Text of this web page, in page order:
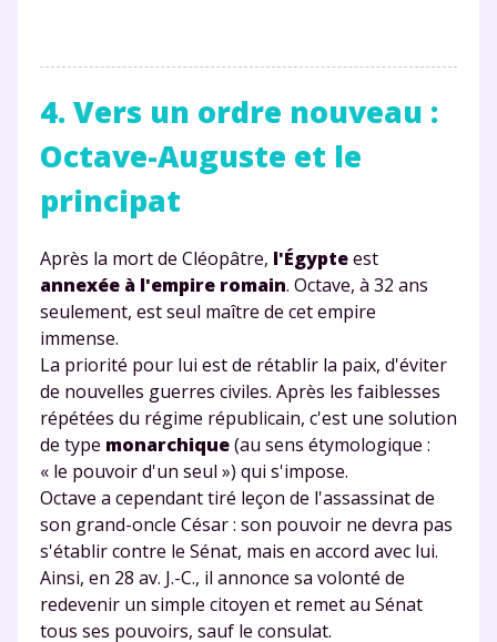
4. Vers un ordre nouveau :
Octave-Auguste et le
principat
Après la mort de Cléopâtre, l'Égypteest
annexée à l'empire romain. Octave, à 32 ans
seulement, est seul maître de cet empire
immense.
La priorité pour lui est de rétablir la paix, d'éviter
de nouvelles guerres civiles. Après les faiblesses
répétées du régime républicain, c'est une solution
de type monarchique(au sens étymologique :
« le pouvoir d'un seul ») qui s'impose.
Octave a cependant tiré leçon de l'assassinat de
son grand-oncle César : son pouvoir ne devra pas
s'établir contre le Sénat, mais en accord avec lui.
Ainsi, en 28 av. J.-C., il annonce sa volonté de
redevenir un simple citoyen et remet au Sénat
tous ses pouvoirs, sauf le consulat.
Envie de progresser
et de réussir votre
année scolaire ?
Testez gratuitement